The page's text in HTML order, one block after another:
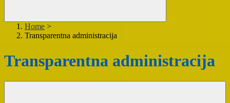
Home >
Transparentna administracija
Transparentna administracija